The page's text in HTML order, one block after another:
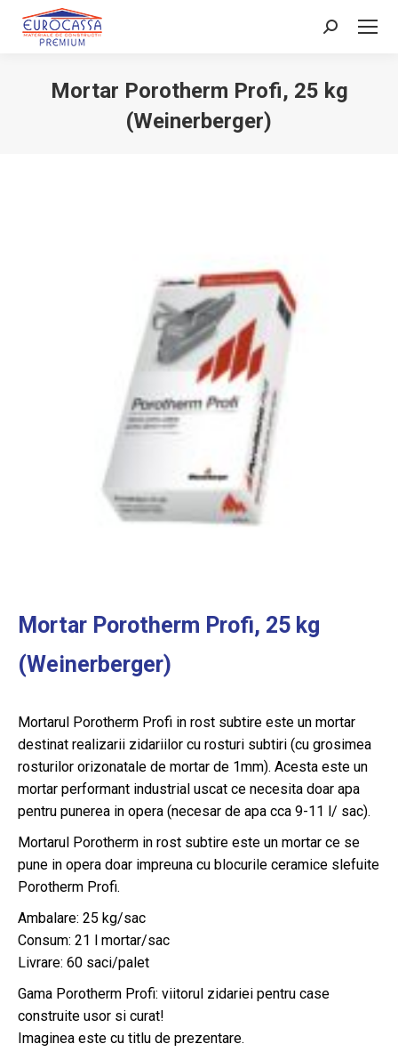
Search:
Mortar Porotherm Profi, 25 kg
(Weinerberger)
Mortar Porotherm Profi, 25 kg
(Weinerberger)
Mortarul Porotherm Profi in rost subtire este un mortar
destinat realizarii zidariilor cu rosturi subtiri (cu grosimea
rosturilor orizonatale de mortar de 1mm). Acesta este un
mortar performant industrial uscat ce necesita doar apa
pentru punerea in opera (necesar de apa cca 9-11 l/ sac).
Mortarul Porotherm in rost subtire este un mortar ce se
pune in opera doar impreuna cu blocurile ceramice slefuite
Porotherm Profi.
Ambalare: 25 kg/sac
Consum: 21 l mortar/sac
Livrare: 60 saci/palet
Gama Porotherm Profi: viitorul zidariei pentru case
construite usor si curat!
Imaginea este cu titlu de prezentare.